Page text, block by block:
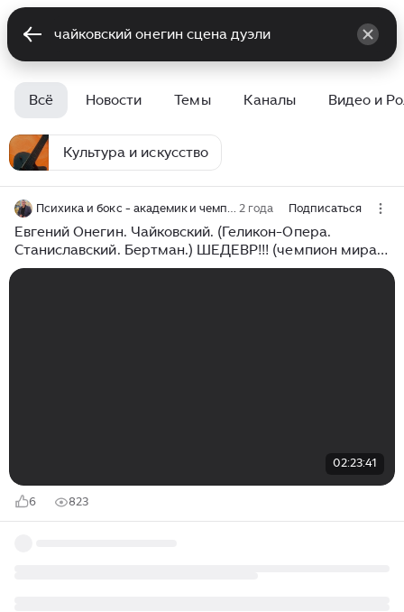
Всё Новости Темы Каналы Видео и
Культура и искусство
Психика и бокс - академик и чемпион мира Сергей Зелинский 2 года Подписаться
Евгений Онегин. Чайковский. (Геликон-Опера.
Станиславский. Бертман.) ШЕДЕВР!!! (чемпион мира,
профессор Зелинский) СМОТРЕТЬ НЕ ОТОРВАТЬСЯ))
02:23:41
6 823